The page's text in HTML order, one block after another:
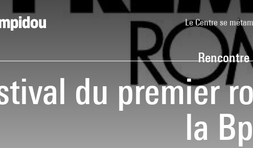
Le Centre se
Rencontre
du premier
la